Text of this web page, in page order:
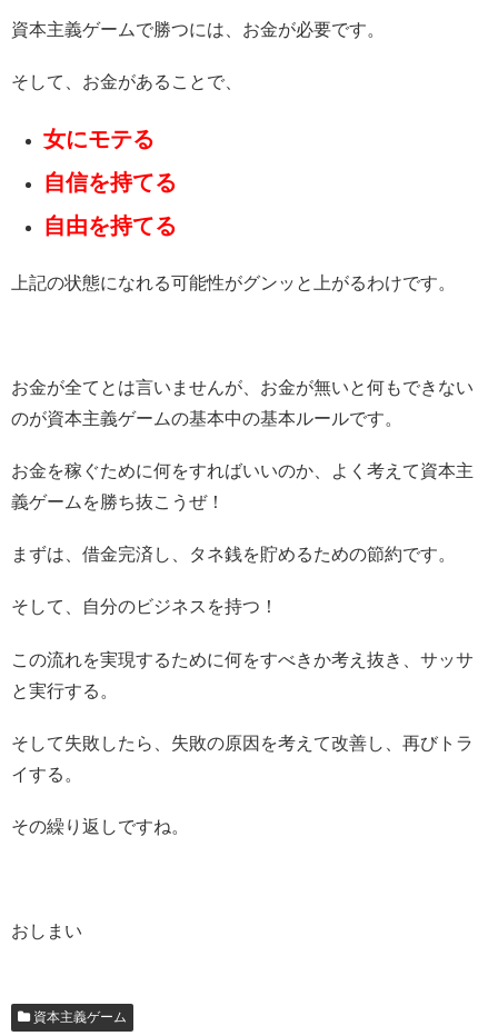
資本主義ゲームで勝つには、お金が必要です。
そして、お金があることで、
女にモテる
自信を持てる
自由を持てる
上記の状態になれる可能性がグンッと上がるわけです。
お金が全てとは言いませんが、お金が無いと何もできない
のが資本主義ゲームの基本中の基本ルールです。
お金を稼ぐために何をすればいいのか、よく考えて資本主
義ゲームを勝ち抜こうぜ！
まずは、借金完済し、タネ銭を貯めるための節約です。
そして、自分のビジネスを持つ！
この流れを実現するために何をすべきか考え抜き、サッサ
と実行する。
そして失敗したら、失敗の原因を考えて改善し、再びトラ
イする。
その繰り返しですね。
おしまい
資本主義ゲーム